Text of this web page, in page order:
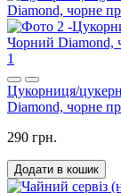
1
Цукорниця/
Diamond, чорне
290 грн.
Додати в кошик